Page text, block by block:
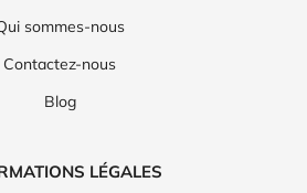
sommes-nous
Contactez-nous
Blog
LÉGALES